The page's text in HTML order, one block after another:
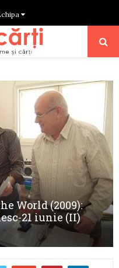
World (2009):
21 iunie (II)